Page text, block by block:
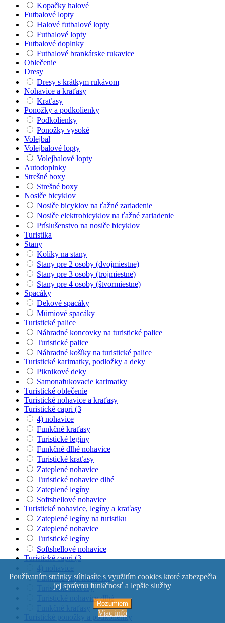
Kopačky halové
Futbalové lopty
Halové futbalové lopty
Futbalové lopty
Futbalové doplnky
Futbalové brankárske rukavice
Oblečenie
Dresy
Dresy s krátkym rukávom
Nohavice a kraťasy
Kraťasy
Ponožky a podkolienky
Podkolienky
Ponožky vysoké
Volejbal
Volejbalové lopty
Volejbalové lopty
Autodoplnky
Strešné boxy
Strešné boxy
Nosiče bicyklov
Nosiče bicyklov na ťažné zariadenie
Nosiče elektrobicyklov na ťažné zariadenie
Príslušenstvo na nosiče bicyklov
Turistika
Stany
Kolíky na stany
Stany pre 2 osoby (dvojmiestne)
Stany pre 3 osoby (trojmiestne)
Stany pre 4 osoby (štvormiestne)
Spacáky
Dekové spacáky
Múmiové spacáky
Turistické palice
Náhradné koncovky na turistické palice
Turistické palice
Náhradné košíky na turistické palice
Turistické karimatky, podložky a deky
Piknikové deky
Samonafukovacie karimatky
Turistické oblečenie
Turistické nohavice a kraťasy
Turistické capri (3
4) nohavice
Funkčné kraťasy
Turistické legíny
Funkčné dlhé nohavice
Turistické kraťasy
Zateplené nohavice
Turistické nohavice dlhé
Zateplené legíny
Softshellové nohavice
Turistické nohavice, legíny a kraťasy
Zateplené legíny na turistiku
Zateplené nohavice
Turistické legíny
Softshellové nohavice
Turistické capri (3
Funkčné dlhé nohavice
Turistické kraťasy
Turistické nohavice dlhé
Turistické ponožky a podkolienky
Používaním stránky súhlasíte s využitím cookies ktoré zabezpečia
jej správnu funkčnosť a lepšie služby
Rozumiem
Viac info